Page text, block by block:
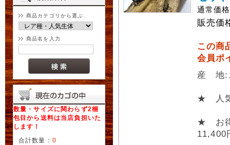
商品カテゴリから選ぶ
商品名を入力
数量・サイズに関わらず2梱
包目から送料は当店負担いた
します！
合計数量： 0
通常価
販売価
この商
会員ポ
産 地:
★ 人気
★ お